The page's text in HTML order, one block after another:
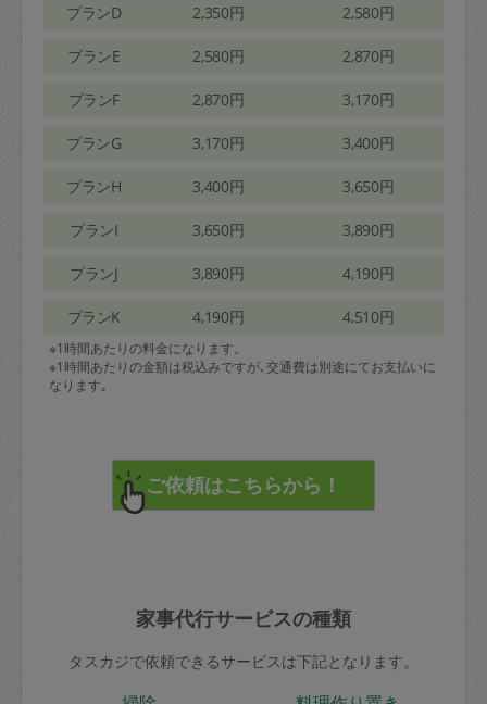
プランD 2,350円 2,580円
プランE 2,580円 2,870円
プランF 2,870円 3,170円
プランG 3,170円 3,400円
プランH 3,400円 3,650円
プランI 3,650円 3,890円
プランJ 3,890円 4,190円
プランK 4,190円 4,510円
※1時間あたりの料金になります。
※1時間あたりの金額は税込みですが､交通費は別途にてお支払いに
なります｡
家事代行サービスの種類
タスカジで依頼できるサービスは下記となります。